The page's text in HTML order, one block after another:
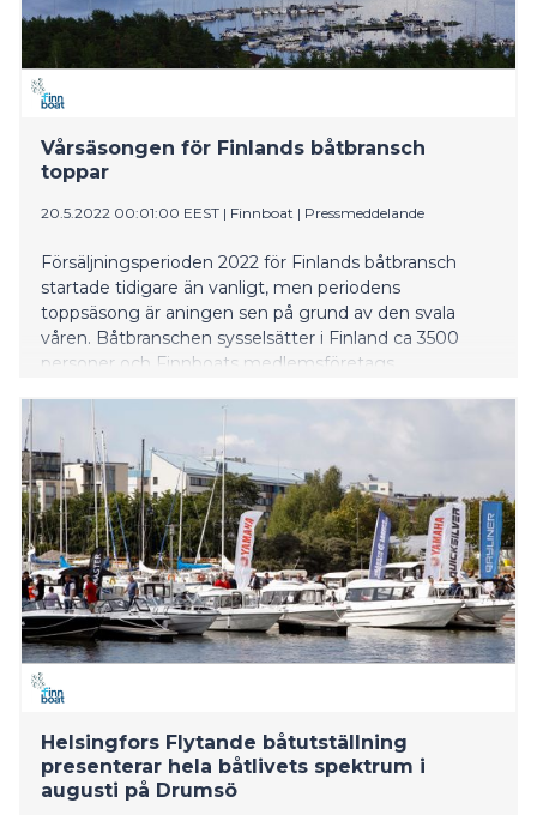
Vårsäsongen för Finlands båtbransch
toppar
20.5.2022 00:01:00 EEST | Finnboat | Pressmeddelande
Försäljningsperioden 2022 för Finlands båtbransch
startade tidigare än vanligt, men periodens
toppsäsong är aningen sen på grund av den svala
våren. Båtbranschen sysselsätter i Finland ca 3500
personer och Finnboats medlemsföretags
Helsingfors Flytande båtutställning
presenterar hela båtlivets spektrum i
augusti på Drumsö